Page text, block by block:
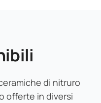
di nitruro
offerte in diversi